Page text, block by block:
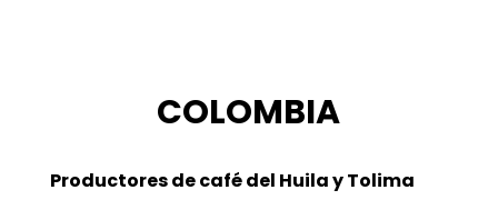
COLOMBIA
Productores de café del Huila y Tolima